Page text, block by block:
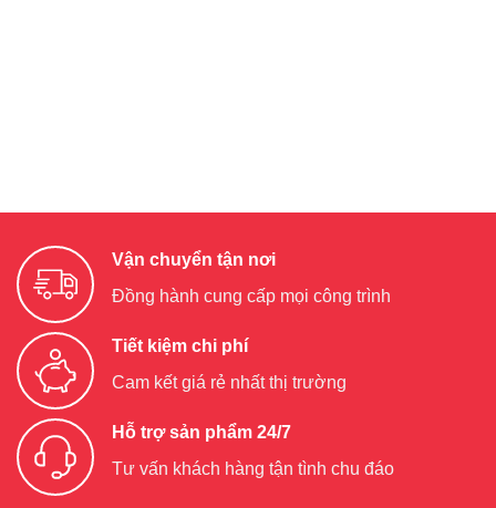
Vận chuyển tận nơi
Đồng hành cung cấp mọi công trình
Tiết kiệm chi phí
Cam kết giá rẻ nhất thị trường
Hỗ trợ sản phẩm 24/7
Tư vấn khách hàng tận tình chu đáo